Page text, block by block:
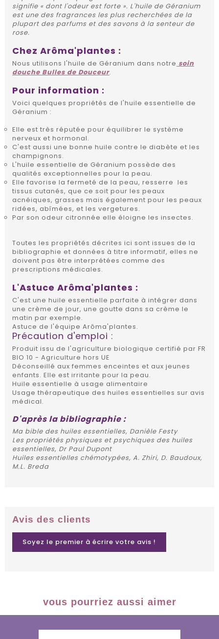
signifie « dont l'odeur est forte ». L'huile de Géranium
est une des fragrances les plus recherchées de la
plupart des parfums et des savons à la senteur de
rose.
Chez Arôma'plantes :
Nous utilisons l'huile de Géranium dans notre soin
douche Bulles de Douceur.
Pour information :
Voici quelques propriétés de l'huile essentielle de
Géranium :
Elle est très réputée pour équilibrer le système
nerveux et hormonal.
C'est aussi une bonne huile contre le diabète et les
champignons.
L'huile essentielle de Géranium possède des
qualités exceptionnelles pour la peau.
Elle favorise la fermeté de la peau, resserre les
tissus cutanés, que ce soit pour les peaux
acnéiques, grasses mais également pour les peaux
ridées, abîmées, et les vergetures.
Par son odeur citronnée elle éloigne les insectes.
Toutes les propriétés décrites ici sont issues de la
bibliographie et données à titre informatif, elles ne
doivent pas être interprétées comme des
prescriptions médicales.
L'Astuce Arôma'plantes :
C'est une huile essentielle parfaite à intégrer dans
une crème de jour, une goutte dans sa crème le
matin par exemple.
Astuce de l'équipe Arôma'plantes.
Précaution d'emploi :
Produit issu de l'agriculture biologique certifié par FR
BIO 10 - Agriculture hors UE
Déconseillé aux femmes enceintes et aux jeunes
enfants. Elle est irritante pour la peau.
Huile essentielle à usage alimentaire
Usage thérapeutique des huiles essentielles sur avis
médical.
D'après la bibliographie :
Ma bible des huiles essentielles, Danièle Festy
Les propriétés physiques et psychiques des huiles
essentielles, Dr Paul Dupont
Huiles essentielles chémotypées, A. Zhiri, D. Baudoux,
M.L. Breda
Avis des clients
Soyez le premier à écrire votre avis !
vous pourriez aussi aimer